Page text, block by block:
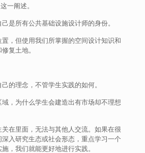
一阐述。
是所有公共基础设施设计师的身份。
，但使用我们所掌握的空间设计知识和
复土地。
的理念，不管学生实践的如何。
，为什么学生会建造出有市场却不理想
在里面，无法与其他人交流。如果在很
入研究生态或社会形态，重点学习一个
，我们就能更好地进行实践。